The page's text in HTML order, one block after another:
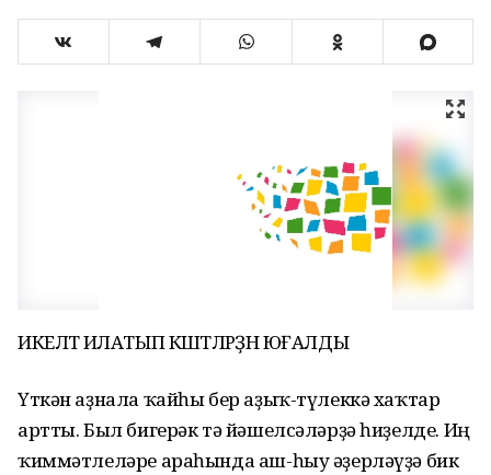
ИКЕЛӘТӘ ИЛАТЫП КӘШТӘЛӘРҘӘН ЮҒАЛДЫ
Үткән аҙнала ҡайһы бер аҙыҡ-түлеккә хаҡтар
артты. Был бигерәк тә йәшелсәләрҙә һиҙелде. Иң
ҡиммәтлеләре араһында аш-һыу әҙерләүҙә бик